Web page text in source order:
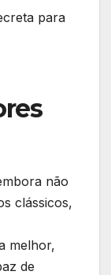
para
não
clássicos,
melhor,
de